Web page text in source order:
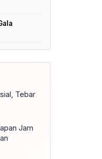
Tebar
Jam